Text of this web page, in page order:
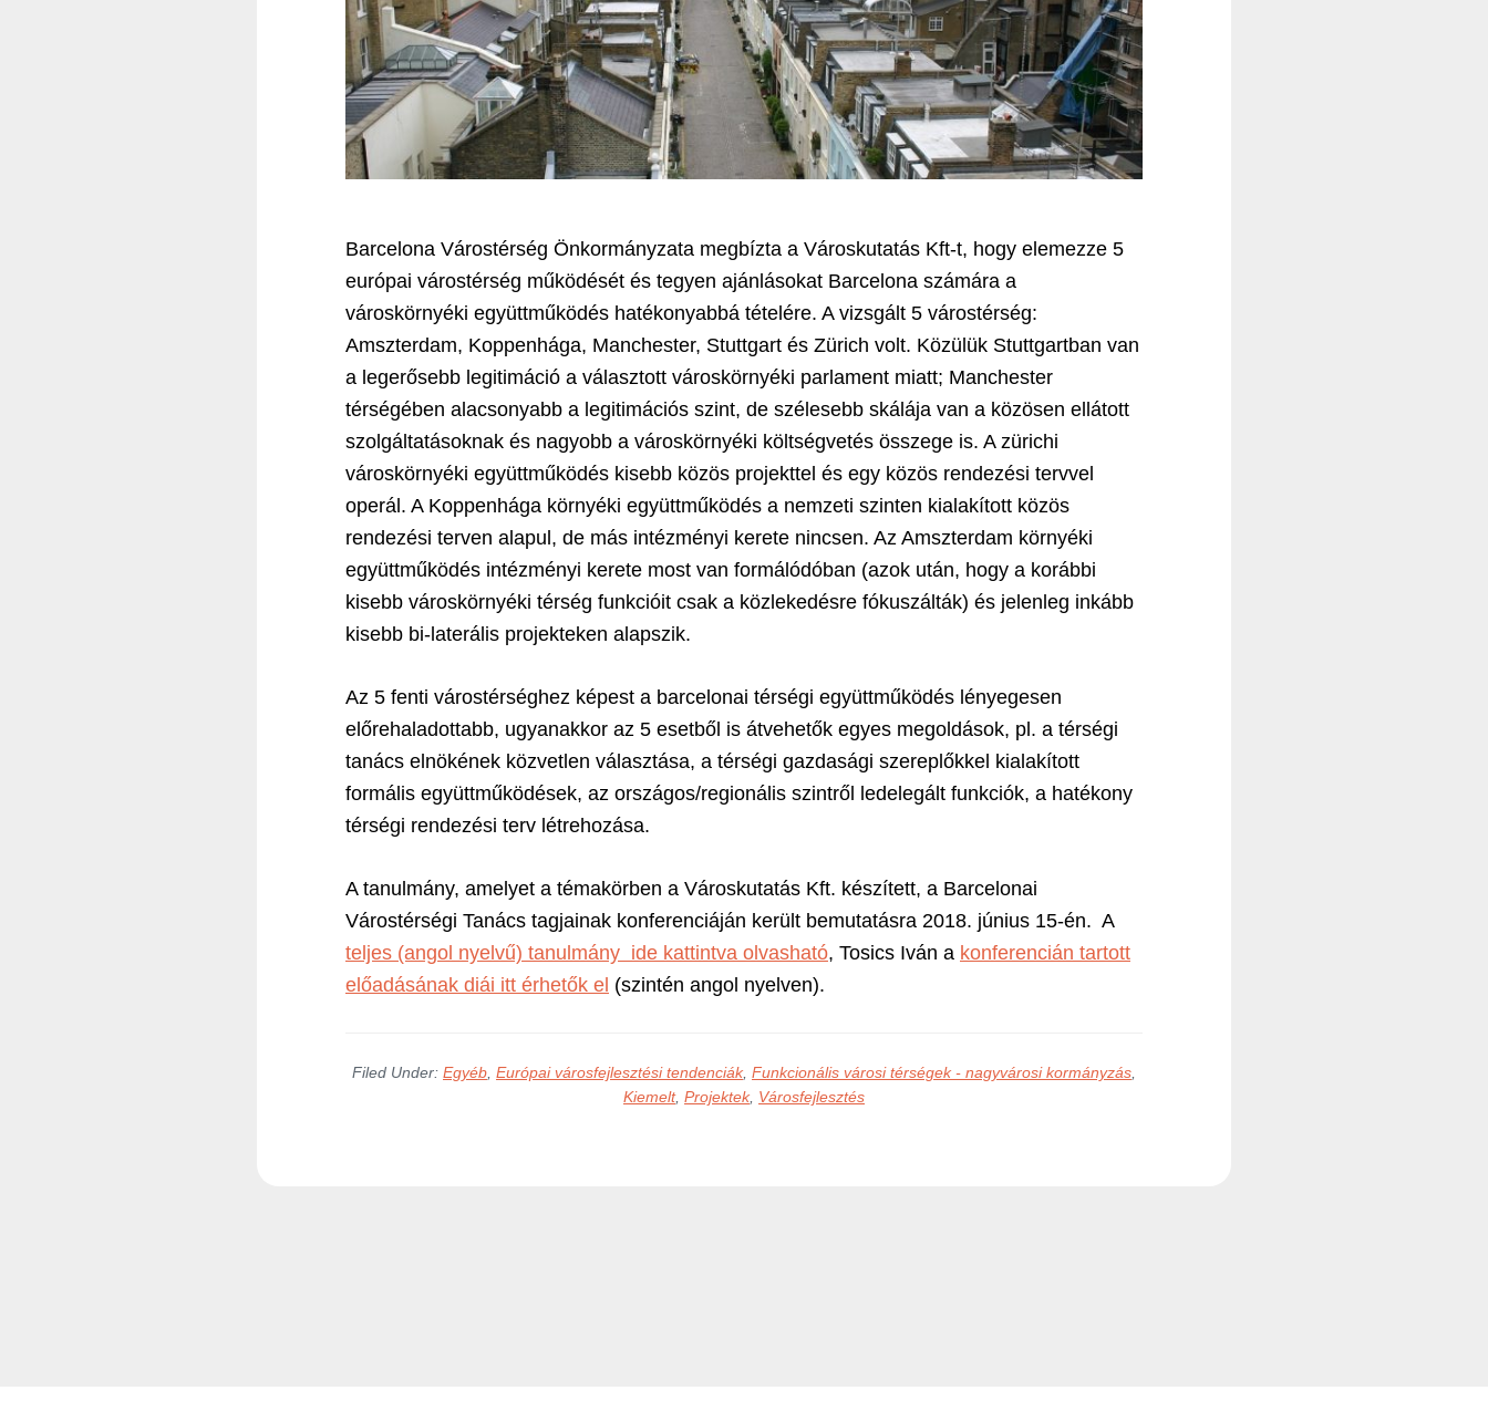
Barcelona Várostérség Önkormányzata megbízta a Városkutatás Kft-t, hogy elemezze 5
európai várostérség működését és tegyen ajánlásokat Barcelona számára a
városkörnyéki együttműködés hatékonyabbá tételére. A vizsgált 5 várostérség:
Amszterdam, Koppenhága, Manchester, Stuttgart és Zürich volt. Közülük Stuttgartban van
a legerősebb legitimáció a választott városkörnyéki parlament miatt; Manchester
térségében alacsonyabb a legitimációs szint, de szélesebb skálája van a közösen ellátott
szolgáltatásoknak és nagyobb a városkörnyéki költségvetés összege is. A zürichi
városkörnyéki együttműködés kisebb közös projekttel és egy közös rendezési tervvel
operál. A Koppenhága környéki együttműködés a nemzeti szinten kialakított közös
rendezési terven alapul, de más intézményi kerete nincsen. Az Amszterdam környéki
együttműködés intézményi kerete most van formálódóban (azok után, hogy a korábbi
kisebb városkörnyéki térség funkcióit csak a közlekedésre fókuszálták) és jelenleg inkább
kisebb bi-laterális projekteken alapszik.
Az 5 fenti várostérséghez képest a barcelonai térségi együttműködés lényegesen
előrehaladottabb, ugyanakkor az 5 esetből is átvehetők egyes megoldások, pl. a térségi
tanács elnökének közvetlen választása, a térségi gazdasági szereplőkkel kialakított
formális együttműködések, az országos/regionális szintről ledelegált funkciók, a hatékony
térségi rendezési terv létrehozása.
A tanulmány, amelyet a témakörben a Városkutatás Kft. készített, a Barcelonai
Várostérségi Tanács tagjainak konferenciáján került bemutatásra 2018. június 15-én. A
teljes (angol nyelvű) tanulmány ide kattintva olvasható, Tosics Iván a konferencián tartott
előadásának diái itt érhetők el (szintén angol nyelven).
Filed Under: Egyéb Európai városfejlesztési tendenciák, Funkcionális városi térségek - nagyvárosi kormányzás
Kiemelt, Projektek, Városfejlesztés